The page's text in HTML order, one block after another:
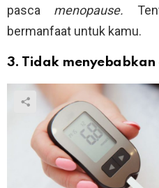
pasca menopause.
bermanfaat untuk kamu.
3. Tidak